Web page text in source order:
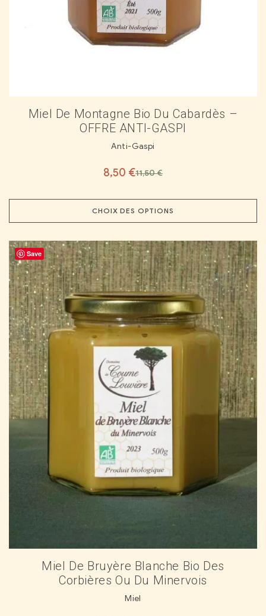
Miel De Montagne Bio Du Cabardès –
OFFRE ANTI-GASPI
Anti-Gaspi
11,50€
8,50 €
CHOIX DES OPTIONS
Save
Miel De Bruyère Blanche Bio Des
Corbières Ou Du Minervois
Miel